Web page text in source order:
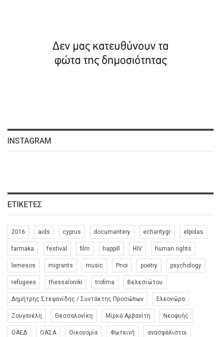
INSTAGRAM
ΕΤΙΚΈΤΕΣ
2016 aids cyprus documantery echaritygr elpidas
farmaka festival film happill HIV human rights
lemesos migrants music Pnoi poetry psychology
refugees thessaloniki trofima Βελεσιώτου
Δημήτρης Στεφανίδης / Συντάκτης Προσώπων Ελεονώρα
Ζουγανέλη Θεσσαλονίκη Μίρκα Αρβανίτη Νεοφυής
ΟΑΕΔ ΟΑΣΑ Οικονομία Φωτεινή ανασφάλιστοι